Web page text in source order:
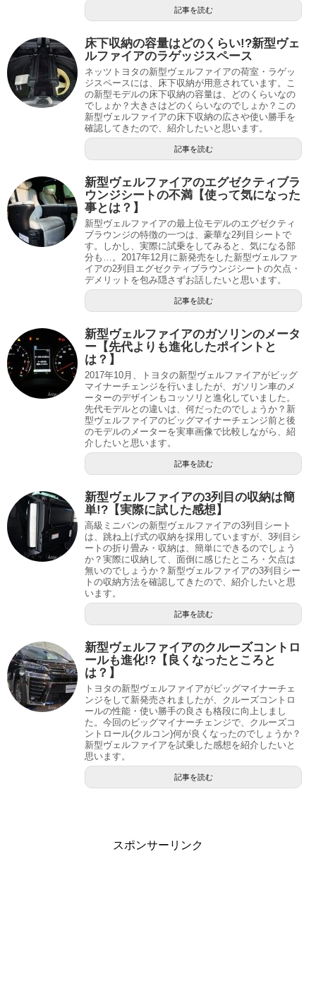
記事を読む
床下収納の容量はどのくらい!?新型ヴェ
ルファイアのラゲッジスペース
ネッツトヨタの新型ヴェルファイアの荷室・ラゲッ
ジスペースには、床下収納が用意されています。こ
の新型モデルの床下収納の容量は、どのくらいなの
でしょか？大きさはどのくらいなのでしょか？この
新型ヴェルファイアの床下収納の広さや使い勝手を
確認してきたので、紹介したいと思います。
記事を読む
新型ヴェルファイアのエグゼクティブラ
ウンジシートの不満【使って気になった
事とは？】
新型ヴェルファイアの最上位モデルのエグゼクティ
ブラウンジの特徴の一つは、豪華な2列目シートで
す。しかし、実際に試乗をしてみると、気になる部
分も…。2017年12月に新発売をした新型ヴェルファ
イアの2列目エグゼクティブラウンジシートの欠点・
デメリットを包み隠さずお話したいと思います。
記事を読む
新型ヴェルファイアのガソリンのメータ
ー【先代よりも進化したポイントと
は？】
2017年10月、トヨタの新型ヴェルファイアがビッグ
マイナーチェンジを行いましたが、ガソリン車のメ
ーターのデザインもコッソリと進化していました。
先代モデルとの違いは、何だったのでしょうか？新
型ヴェルファイアのビッグマイナーチェンジ前と後
のモデルのメーターを実車画像で比較しながら、紹
介したいと思います。
記事を読む
新型ヴェルファイアの3列目の収納は簡
単!?【実際に試した感想】
高級ミニバンの新型ヴェルファイアの3列目シート
は、跳ね上げ式の収納を採用していますが、3列目シ
ートの折り畳み・収納は、簡単にできるのでしょう
か？実際に収納して、面倒に感じたところ・欠点は
無いのでしょうか？新型ヴェルファイアの3列目シー
トの収納方法を確認してきたので、紹介したいと思
います。
記事を読む
新型ヴェルファイアのクルーズコントロ
ールも進化!?【良くなったところと
は？】
トヨタの新型ヴェルファイアがビッグマイナーチェ
ンジをして新発売されましたが、クルーズコントロ
ールの性能・使い勝手の良さも格段に向上しまし
た。今回のビッグマイナーチェンジで、クルーズコ
ントロール(クルコン)何が良くなったのでしょうか？
新型ヴェルファイアを試乗した感想を紹介したいと
思います。
記事を読む
スポンサーリンク